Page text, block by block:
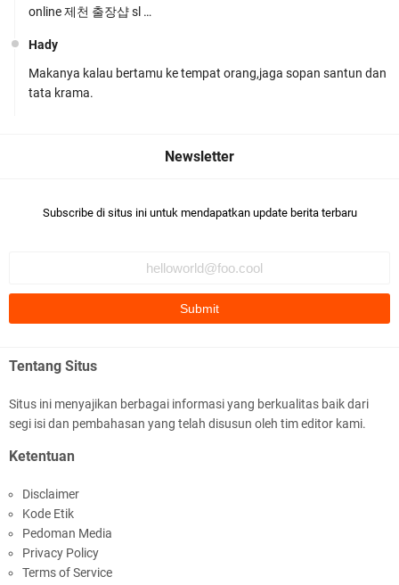
Tim URC Polres Lombok Timur Ringkus Pelaku
Polsek Gunungsari Kawal keamanan Acara
Selamatan Bendungan Meninting
online 제천 출장샵 sl …
Hady
Makanya kalau bertamu ke tempat orang,jaga sopan santun dan
tata krama.
Subscribe di situs ini untuk mendapatkan update berita terbaru
Tentang Situs
Situs ini menyajikan berbagai informasi yang berkualitas baik dari
segi isi dan pembahasan yang telah disusun oleh tim editor kami.
Ketentuan
Disclaimer
Kode Etik
Pedoman Media
Privacy Policy
Terms of Service